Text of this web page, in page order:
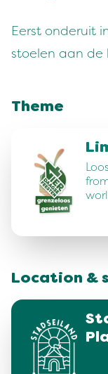
Eerst onderuit
stoelen aan de
Theme
Location &